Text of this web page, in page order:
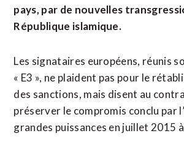
pays, par de nouvelles
République islamique.
Les signataires européens, réunis
« E3 », ne plaident pas pour le
des sanctions, mais disent au
préserver le compromis conclu par
grandes puissances en juillet 2015